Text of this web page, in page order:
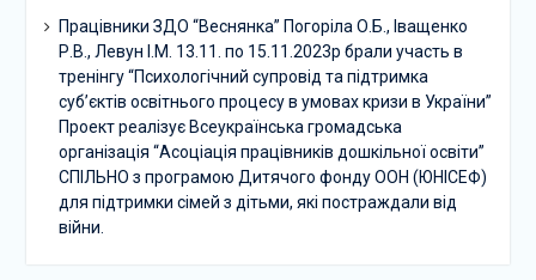
Працівники ЗДО “Веснянка” Погоріла О.Б., Іващенко
Р.В., Левун І.М. 13.11. по 15.11.2023р брали участь в
тренінгу “Психологічний супровід та підтримка
суб’єктів освітнього процесу в умовах кризи в України”
Проект реалізує Всеукраїнська громадська
організація “Асоціація працівників дошкільної освіти”
СПІЛЬНО з програмою Дитячого фонду ООН (ЮНІСЕФ)
для підтримки сімей з дітьми, які постраждали від
війни.